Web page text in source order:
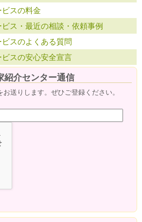
スの料金
ス・最近の相談・依頼事例
スのよくある質問
スの安心安全宣言
紹介センター通信
送りします。ぜひご登録ください。